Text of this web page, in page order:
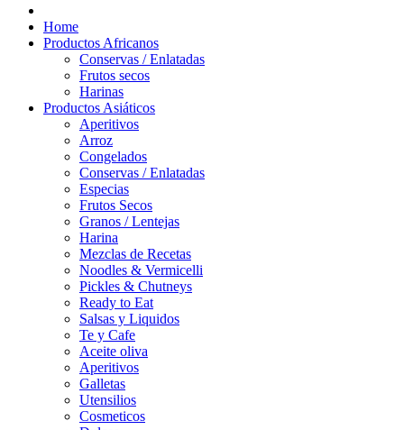
Home
Productos Africanos
Conservas / Enlatadas
Frutos secos
Harinas
Productos Asiáticos
Aperitivos
Arroz
Congelados
Conservas / Enlatadas
Especias
Frutos Secos
Granos / Lentejas
Harina
Mezclas de Recetas
Noodles & Vermicelli
Pickles & Chutneys
Ready to Eat
Salsas y Liquidos
Te y Cafe
Aceite oliva
Aperitivos
Galletas
Utensilios
Cosmeticos